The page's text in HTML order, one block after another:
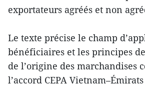
exportateurs agréés et non
Le texte précise le champ
bénéficiaires et les principes
de l’origine des marchandises
l’accord CEPA